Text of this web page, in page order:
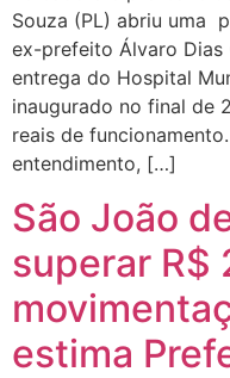
Souza (PL) abriu uma
ex-prefeito Álvaro Dias
entrega do Hospital
inaugurado no final de
reais de
entendimento, […]
São João
superar R$
estima